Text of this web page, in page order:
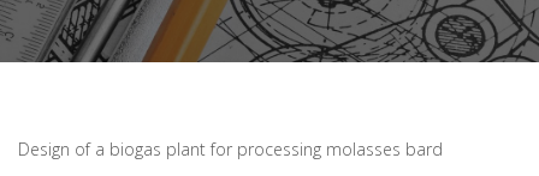
Design of a biogas plant for processing molasses bard